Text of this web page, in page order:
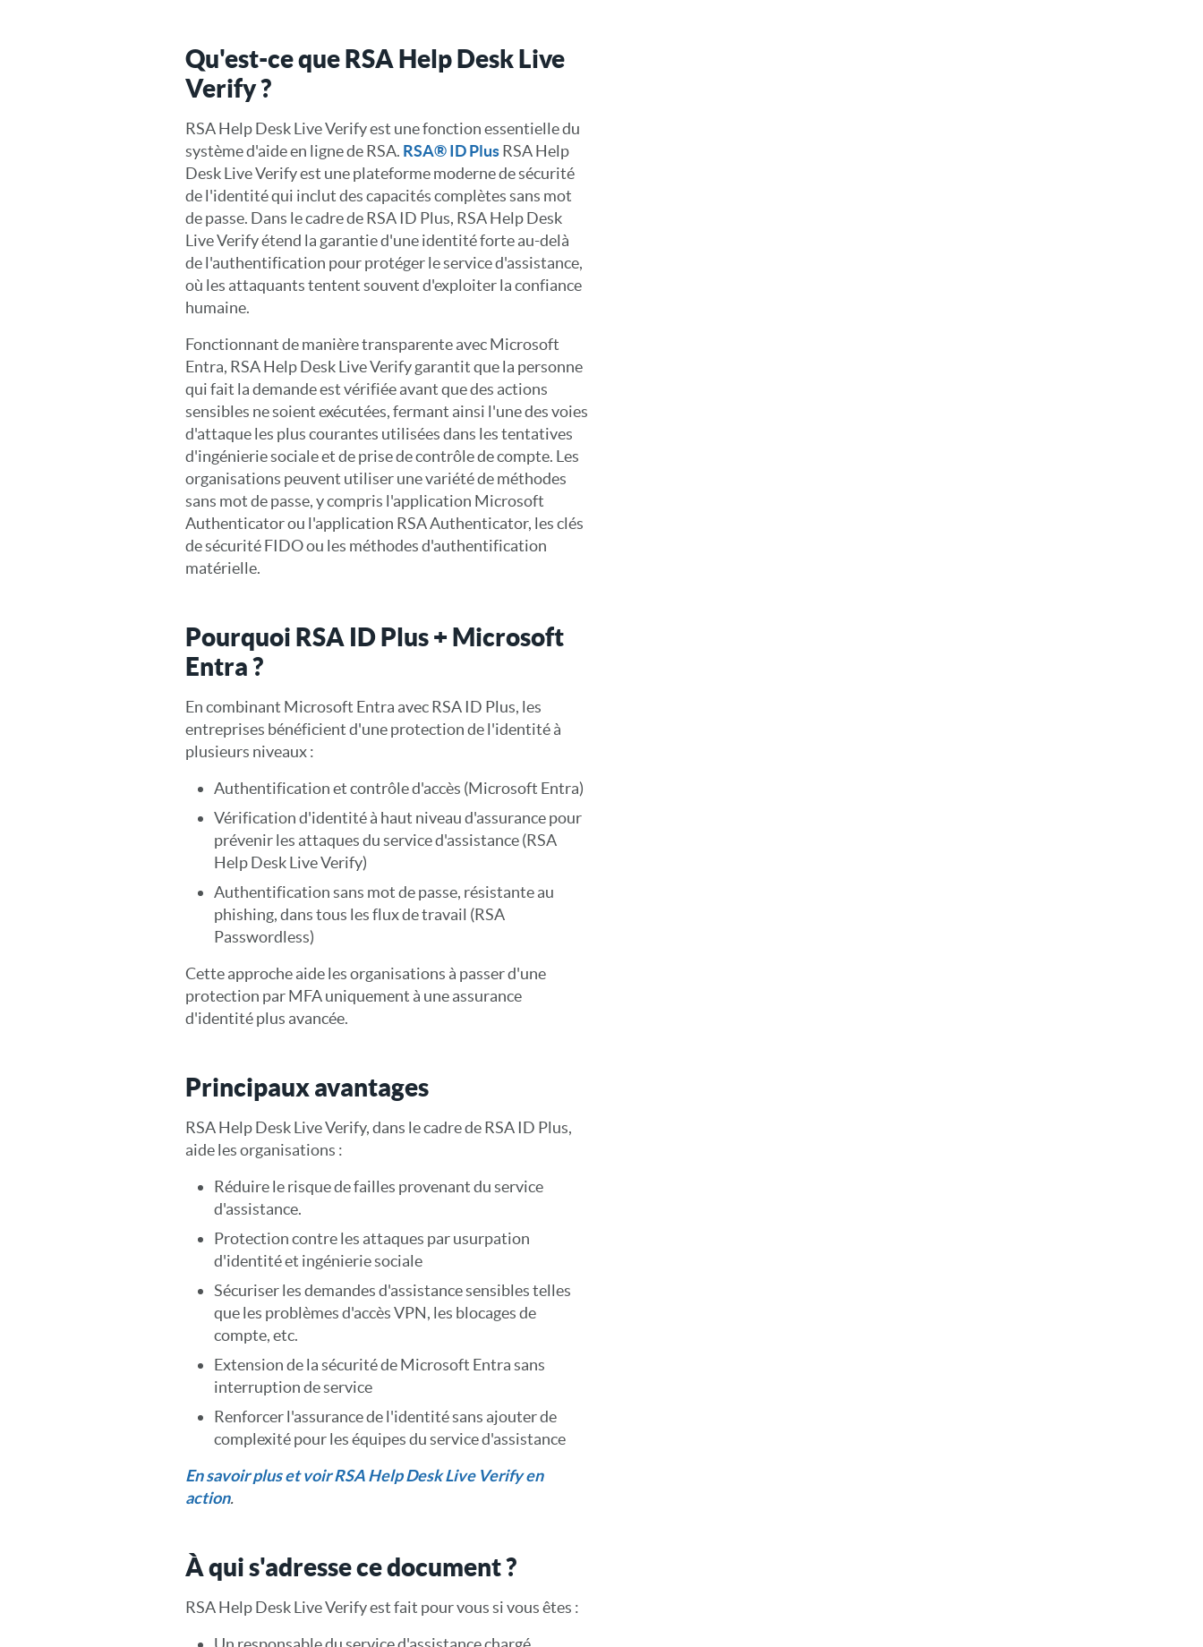
Qu'est-ce que RSA Help Desk Live
Verify ?
RSA Help Desk Live Verify est une fonction essentielle du
système d'aide en ligne de RSA. RSA® ID PlusRSA Help
Desk Live Verify est une plateforme moderne de sécurité
de l'identité qui inclut des capacités complètes sans mot
de passe. Dans le cadre de RSA ID Plus, RSA Help Desk
Live Verify étend la garantie d'une identité forte au-delà
de l'authentification pour protéger le service d'assistance,
où les attaquants tentent souvent d'exploiter la confiance
humaine.
Fonctionnant de manière transparente avec Microsoft
Entra, RSA Help Desk Live Verify garantit que la personne
qui fait la demande est vérifiée avant que des actions
sensibles ne soient exécutées, fermant ainsi l'une des voies
d'attaque les plus courantes utilisées dans les tentatives
d'ingénierie sociale et de prise de contrôle de compte. Les
organisations peuvent utiliser une variété de méthodes
sans mot de passe, y compris l'application Microsoft
Authenticator ou l'application RSA Authenticator, les clés
de sécurité FIDO ou les méthodes d'authentification
matérielle.
Pourquoi RSA ID Plus + Microsoft
Entra ?
En combinant Microsoft Entra avec RSA ID Plus, les
entreprises bénéficient d'une protection de l'identité à
plusieurs niveaux :
Authentification et contrôle d'accès (Microsoft Entra)
Vérification d'identité à haut niveau d'assurance pour
prévenir les attaques du service d'assistance (RSA
Help Desk Live Verify)
Authentification sans mot de passe, résistante au
phishing, dans tous les flux de travail (RSA
Passwordless)
Cette approche aide les organisations à passer d'une
protection par MFA uniquement à une assurance
d'identité plus avancée.
Principaux avantages
RSA Help Desk Live Verify, dans le cadre de RSA ID Plus,
aide les organisations :
Réduire le risque de failles provenant du service
d'assistance.
Protection contre les attaques par usurpation
d'identité et ingénierie sociale
Sécuriser les demandes d'assistance sensibles telles
que les problèmes d'accès VPN, les blocages de
compte, etc.
Extension de la sécurité de Microsoft Entra sans
interruption de service
Renforcer l'assurance de l'identité sans ajouter de
complexité pour les équipes du service d'assistance
En savoir plus et voir RSA Help Desk Live Verify en
action.
À qui s'adresse ce document ?
RSA Help Desk Live Verify est fait pour vous si vous êtes :